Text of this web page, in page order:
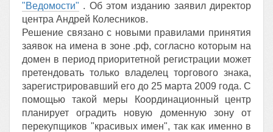
"Ведомости" . Об этом изданию заявил директор
центра Андрей Колесников.
Решение связано с новыми правилами принятия
заявок на имена в зоне .рф, согласно которым на
домен в период приоритетной регистрации может
претендовать только владелец торгового знака,
зарегистрировавший его до 25 марта 2009 года. С
помощью такой меры Координационный центр
планирует оградить новую доменную зону от
перекупщиков "красивых имен", так как именно в